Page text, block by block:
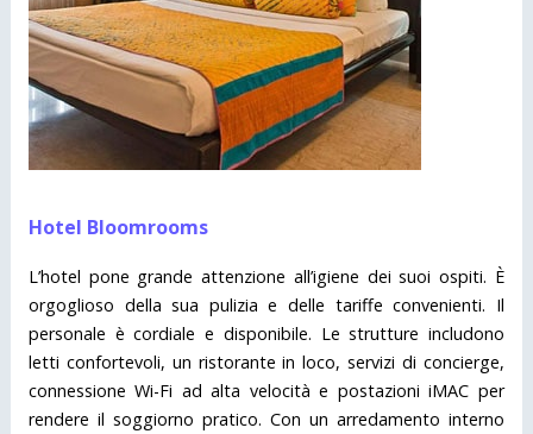
Hotel Bloomrooms
L’hotel pone grande attenzione all’igiene dei suoi ospiti. È
orgoglioso della sua pulizia e delle tariffe convenienti. Il
personale è cordiale e disponibile. Le strutture includono
letti confortevoli, un ristorante in loco, servizi di concierge,
connessione Wi-Fi ad alta velocità e postazioni iMAC per
rendere il soggiorno pratico. Con un arredamento interno